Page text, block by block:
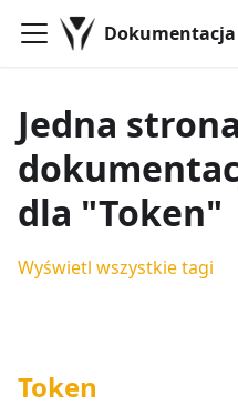
Dokumentacja
Jedna strona
dla "Token"
Wyświetl wszystkie tagi
Token